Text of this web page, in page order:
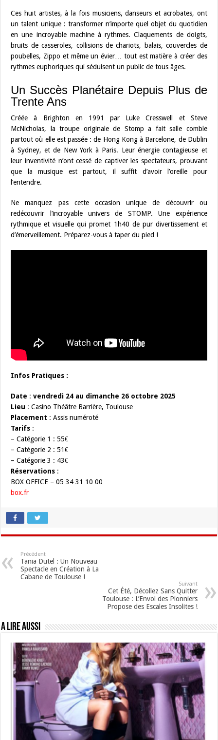
Ces huit artistes, à la fois musiciens, danseurs et acrobates, ont
un talent unique : transformer n’importe quel objet du quotidien
en une incroyable machine à rythmes. Claquements de doigts,
bruits de casseroles, collisions de chariots, balais, couvercles de
poubelles, Zippo et même un évier… tout est matière à créer des
rythmes euphoriques qui séduisent un public de tous âges.
Un Succès Planétaire Depuis Plus de
Trente Ans
Créée à Brighton en 1991 par Luke Cresswell et Steve
McNicholas, la troupe originale de Stomp a fait salle comble
partout où elle est passée : de Hong Kong à Barcelone, de Dublin
à Sydney, et de New York à Paris. Leur énergie contagieuse et
leur inventivité n’ont cessé de captiver les spectateurs, prouvant
que la musique est partout, il suffit d’avoir l’oreille pour
l’entendre.
Ne manquez pas cette occasion unique de découvrir ou
redécouvrir l’incroyable univers de STOMP. Une expérience
rythmique et visuelle qui promet 1h40 de pur divertissement et
d’émerveillement. Préparez-vous à taper du pied !
Infos Pratiques :
Date :vendredi 24 au dimanche 26 octobre 2025
Lieu : Casino Théâtre Barrière, Toulouse
Placement : Assis numéroté
Tarifs :
– Catégorie 1 : 55€
– Catégorie 2 : 51€
– Catégorie 3 : 43€
Réservations :
BOX OFFICE – 05 34 31 10 00
box.fr
Précédent
Tania Dutel : Un Nouveau
Spectacle en Création à La
Cabane de Toulouse !
Suivant
Cet Été, Décollez Sans Quitter
Toulouse : L’Envol des Pionniers
Propose des Escales Insolites !
A lire aussi